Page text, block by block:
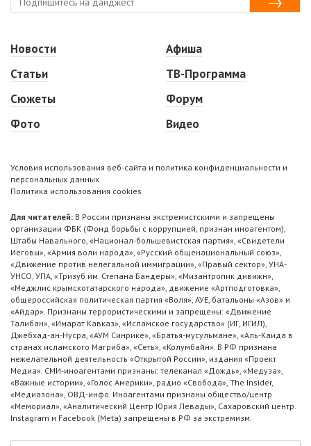
Новости
Статьи
Сюжеты
Фото
Афиша
ТВ-Программа
Форум
Видео
Условия использования веб-сайта и политика конфиденциальности и
персональных данных
Политика использования cookies
Для читателей: В России признаны экстремистскими и запрещены
организации ФБК (Фонд борьбы с коррупцией, признан иноагентом),
Штабы Навального, «Национал-большевистская партия», «Свидетели
Иеговы», «Армия воли народа», «Русский общенациональный союз»,
«Движение против нелегальной иммиграции», «Правый сектор», УНА-
УНСО, УПА, «Тризуб им. Степана Бандеры», «Мизантропик дивижн»,
«Меджлис крымскотатарского народа», движение «Артподготовка»,
общероссийская политическая партия «Воля», АУЕ, батальоны «Азов» и
«Айдар». Признаны террористическими и запрещены: «Движение
Талибан», «Имарат Кавказ», «Исламское государство» (ИГ, ИГИЛ),
Джебхад-ан-Нусра, «АУМ Синрике», «Братья-мусульмане», «Аль-Каида в
странах исламского Магриба», «Сеть», «Колумбайн». В РФ признана
нежелательной деятельность «Открытой России», издания «Проект
Медиа». СМИ-иноагентами признаны: телеканал «Дождь», «Медуза»,
«Важные истории», «Голос Америки», радио «Свобода», The Insider,
«Медиазона», ОВД-инфо. Иноагентами признаны общество/центр
«Мемориал», «Аналитический Центр Юрия Левады», Сахаровский центр.
Instagram и Facebook (Metа) запрещены в РФ за экстремизм.